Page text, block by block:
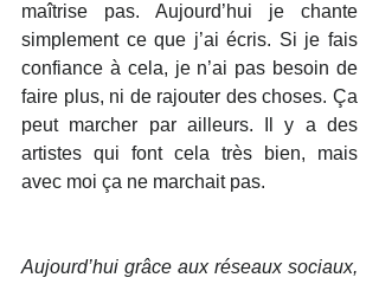
maîtrise pas. Aujourd’hui je chante
simplement ce que j’ai écris. Si je fais
confiance à cela, je n’ai pas besoin de
faire plus, ni de rajouter des choses. Ça
peut marcher par ailleurs. Il y a des
artistes qui font cela très bien, mais
avec moi ça ne marchait pas.
Aujourd’hui grâce aux réseaux sociaux,